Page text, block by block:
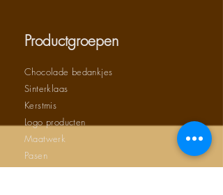
Productgroepen
Chocolade bedankjes
Sinterklaas
Kerstmis
Logo producten
Maatwerk
Pasen